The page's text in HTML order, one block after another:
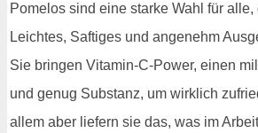
Pomelos sind eine starke Wahl für
Leichtes, Saftiges und angenehm
Sie bringen Vitamin-C-Power, einen
und genug Substanz, um wirklich
allem aber liefern sie das, was im